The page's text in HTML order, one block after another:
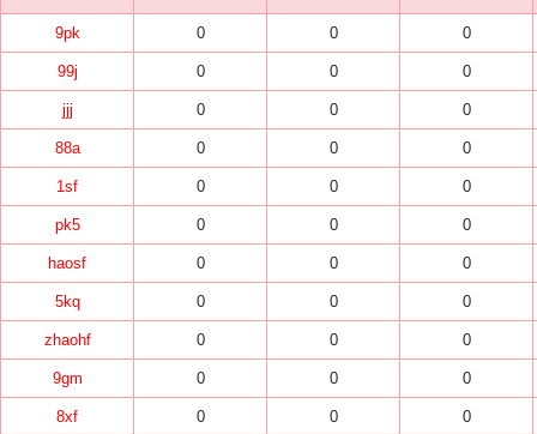
9pk 0 0 0
99j 0 0 0
jjj 0 0 0
88a 0 0 0
1sf 0 0 0
pk5 0 0 0
haosf 0 0 0
5kq 0 0 0
zhaohf 0 0 0
9gm 0 0 0
8xf 0 0 0